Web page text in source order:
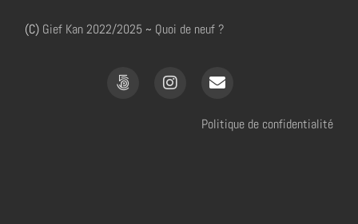
(C) Gief Kan 2022/2025 ~ Quoi de neuf ?
Politique de confidentialité